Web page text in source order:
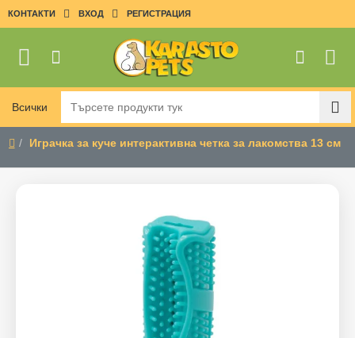
КОНТАКТИ ВХОД РЕГИСТРАЦИЯ
Всички
Търсете
продукти
тук
Играчка за куче интерактивна четка за лакомства 13 см